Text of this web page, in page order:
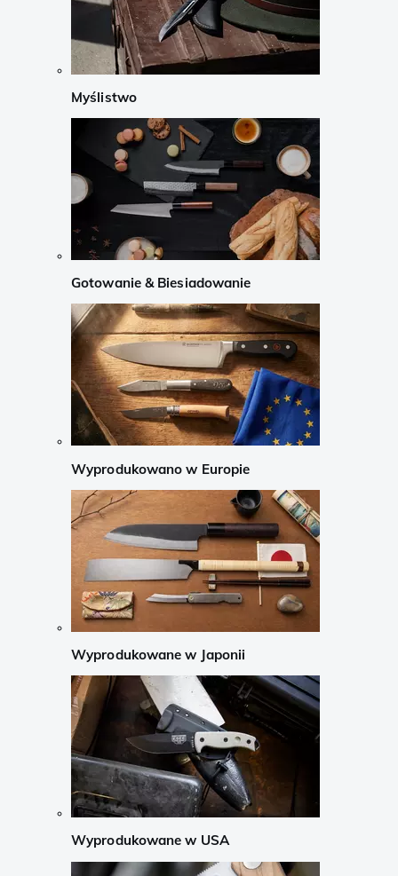
Myślistwo
Gotowanie & Biesiadowanie
Wyprodukowano w Europie
Wyprodukowane w Japonii
Wyprodukowane w USA